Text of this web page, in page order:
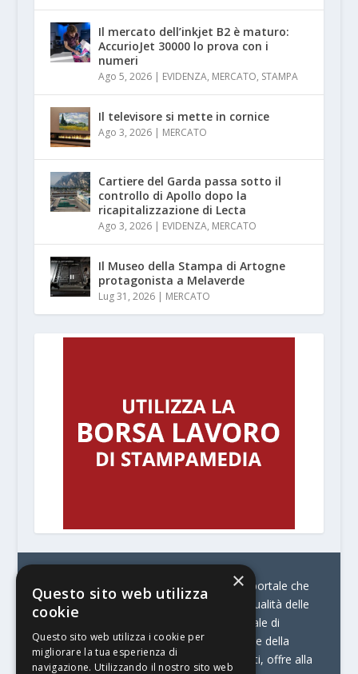
Il mercato dell’inkjet B2 è maturo:
AccurioJet 30000 lo prova con i
numeri
Ago 5, 2026| EVIDENZA, MERCATO, STAMPA
Il televisore si mette in cornice
Ago 3, 2026| MERCATO
Cartiere del Garda passa sotto il
controllo di Apollo dopo la
ricapitalizzazione di Lecta
Ago 3, 2026| EVIDENZA, MERCATO
Il Museo della Stampa di Artogne
protagonista a Melaverde
Lug 31, 2026| MERCATO
© Stratego Group –
stampamedia.net è il portale che
racconta le innovazioni tecnologiche e l’attualità delle
aziende di stampa e di converting. È il portale di
riferimento per chi opera in Italia nel settore della
comunicazione stampata. Oltre ai contenuti, offre alla
×
Questo sito web utilizza
cookie
Questo sito web utilizza i cookie per
migliorare la tua esperienza di
navigazione. Utilizzando il nostro sito web